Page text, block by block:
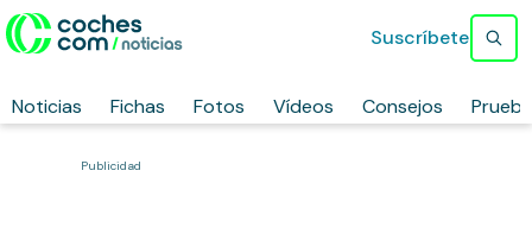
Noticias Fichas Fotos Vídeos Consejos
Suscríbete
Publicidad